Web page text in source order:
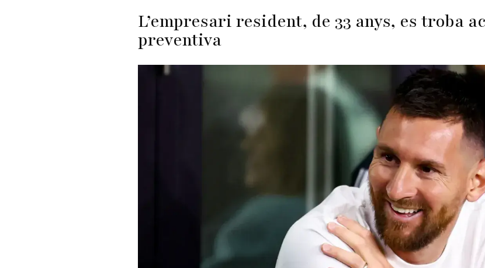
L’empresari resident, de 33 anys, es troba
preventiva